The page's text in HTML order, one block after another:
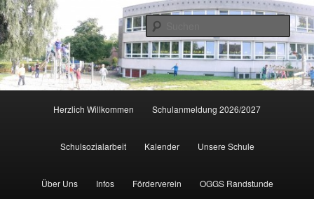
Zum
primären
Inhalt
springen
Herzlich Willkommen Schulanmeldung 2026/2027
Schulsozialarbeit Kalender Unsere Schule
Über Uns Infos Förderverein OGGS Randstunde